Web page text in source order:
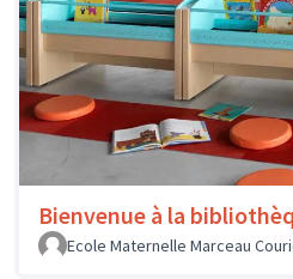
Bienvenue à la
Ecole Maternelle Marceau